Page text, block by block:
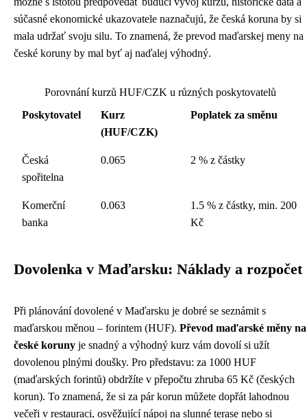
súčasné ekonomické ukazovatele naznačujú, že česká koruna by si
mala udržať svoju silu. To znamená, že prevod maďarskej meny na
české koruny by mal byť aj naďalej výhodný.
Porovnání kurzů HUF/CZK u různých poskytovatelů
Poskytovatel
Kurz
(HUF/CZK)
Poplatek za směnu
Česká
spořitelna
0.065 2 % z částky
Komerční
banka
0.063
1.5 % z částky, min. 200
Kč
Dovolenka v Maďarsku: Náklady a rozpočet
Při plánování dovolené v Maďarsku je dobré se seznámit s
maďarskou měnou – forintem (HUF). Převod maďarské měny na
české koruny je snadný a výhodný kurz vám dovolí si užít
dovolenou plnými doušky. Pro představu: za 1000 HUF
(maďarských forintů) obdržíte v přepočtu zhruba 65 Kč (českých
korun). To znamená, že si za pár korun můžete dopřát lahodnou
večeři v restauraci, osvěžující nápoj na slunné terase nebo si